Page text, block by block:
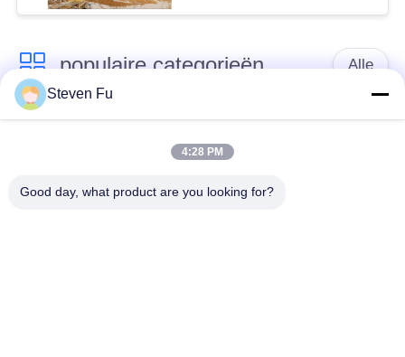
populaire categorieën Alle
stalen structuur
De Workshop van de
staalstructuur
de bouw van de
De vervaardiging van
Steven Fu
4:28 PM
Good day, what product are you looking for?